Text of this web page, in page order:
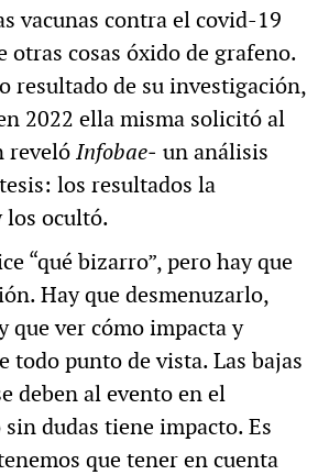
vacunas contra el covid-19
otras cosas óxido de grafeno.
resultado de su investigación,
2022 ella misma solicitó al
revelóInfobae‒ un análisis
los resultados la
ocultó.
“qué bizarro”, pero hay que
Hay que desmenuzarlo,
que ver cómo impacta y
todo punto de vista. Las bajas
deben al evento en el
dudas tiene impacto. Es
que tener en cuenta